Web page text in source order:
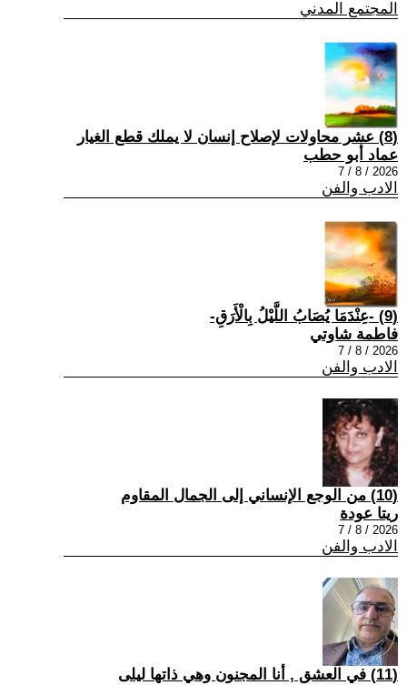
المجتمع المدني
(8) عشر محاولات لإصلاح إنسان لا يملك قطع الغيار
عماد أبو حطب
2026 / 8 / 7
الادب والفن
(9) -عِنْدَمَا يُصَابُ اللَّيْلُ بِالْأَرَقِ-
فاطمة شاوتي
2026 / 8 / 7
الادب والفن
(10) من الوجع الإنساني إلى الجمال المقاوم
ريتا عودة
2026 / 8 / 7
الادب والفن
(11) في العشق , أنا المجنون وهي ذاتها ليلى